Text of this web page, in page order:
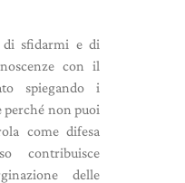
di sfidarmi e di
con il
spiegando i
perché non puoi
come difesa
contribuisce
delle